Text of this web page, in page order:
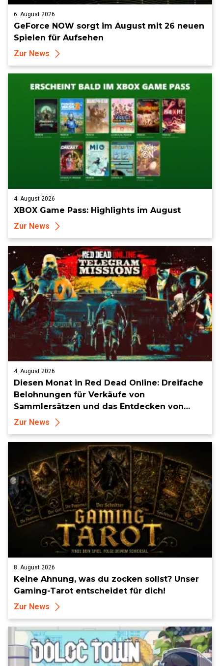
6. August 2026
GeForce NOW sorgt im August mit 26 neuen
Spielen für Aufsehen
Zur News
4. August 2026
XBOX Game Pass: Highlights im August
Zur News
4. August 2026
Diesen Monat in Red Dead Online: Dreifache
Belohnungen für Verkäufe von
Sammlersätzen und das Entdecken von
Sammlerstücken, in Telegramm-Missionen
Zur News
8. August 2026
Keine Ahnung, was du zocken sollst? Unser
Gaming-Tarot entscheidet für dich!
Zur News